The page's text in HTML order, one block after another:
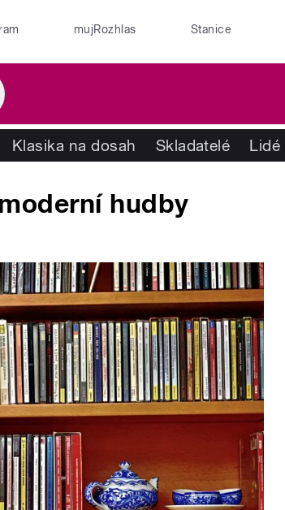
mujRozhlas Stanice
Klasika na dosah Skladatelé Lidé
hudby